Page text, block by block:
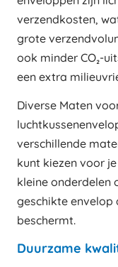
verzendkosten,
grote
ook minder CO₂-
een extra
Diverse Maten
verschillende
kunt kiezen voor
kleine onderdelen
geschikte
beschermt.
Duurzame